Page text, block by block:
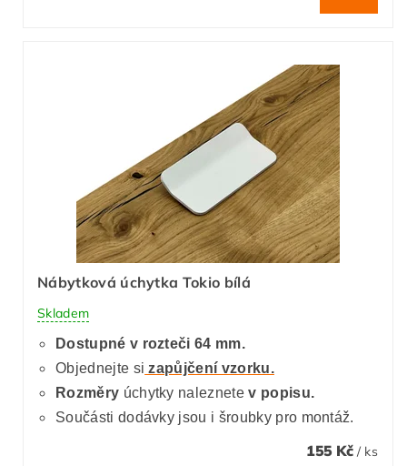
Nábytková úchytka Tokio bílá
Skladem
Dostupné v rozteči 64 mm.
Objednejte si zapůjčení vzorku.
Rozměry úchytky naleznetev popisu.
Součásti dodávky jsou i šroubky pro montáž.
155 Kč / ks